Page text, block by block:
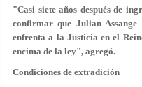
"Casi siete años después de
confirmar que Julian
enfrenta a la Justicia en el
encima de la ley", agregó.
Condiciones de extradición